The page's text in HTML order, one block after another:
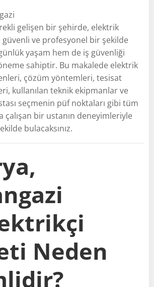
gelişen bir şehirde, elektrik
güvenli ve profesyonel bir şekilde
yaşam hem de iş güvenliği
sahiptir. Bu makalede elektrik
çözüm yöntemleri, tesisat
kullanılan teknik ekipmanlar ve
seçmenin püf noktaları gibi tüm
çalışan bir ustanın deneyimleriyle
bulacaksınız.
Neden